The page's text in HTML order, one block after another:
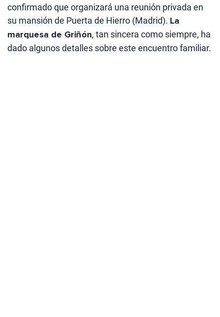
confirmado que organizará una reunión privada en
su mansión de Puerta de Hierro (Madrid). La
marquesa de Griñón, tan sincera como siempre, ha
dado algunos detalles sobre este encuentro familiar.